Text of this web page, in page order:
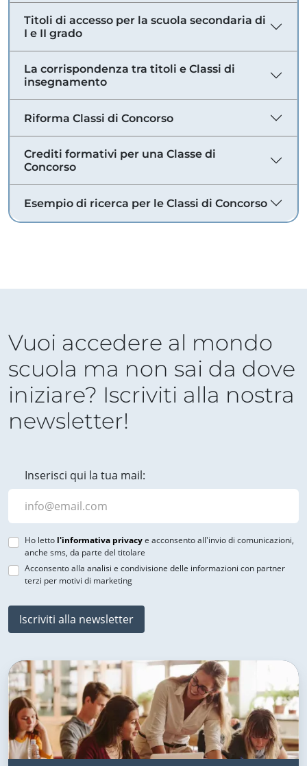
Titoli di accesso per la scuola secondaria di
I e II grado
La corrispondenza tra titoli e Classi di
insegnamento
Riforma Classi di Concorso
Crediti formativi per una Classe di
Concorso
Esempio di ricerca per le Classi di Concorso
Vuoi accedere al mondo
scuola ma non sai da dove
iniziare? Iscriviti alla nostra
newsletter!
Inserisci qui la tua mail:
Ho letto l'informativa privacye acconsento all'invio di comunicazioni,
anche sms, da parte del titolare
Acconsento alla analisi e condivisione delle informazioni con partner
terzi per motivi di marketing
Iscriviti alla newsletter